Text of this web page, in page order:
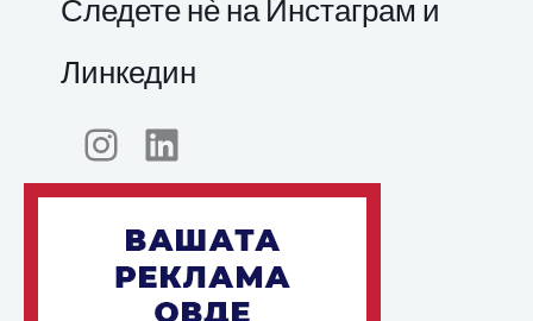
Следете нѐ на Инстаграм и
Линкедин